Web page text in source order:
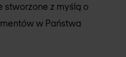
stworzone z myślą o
w Państwa